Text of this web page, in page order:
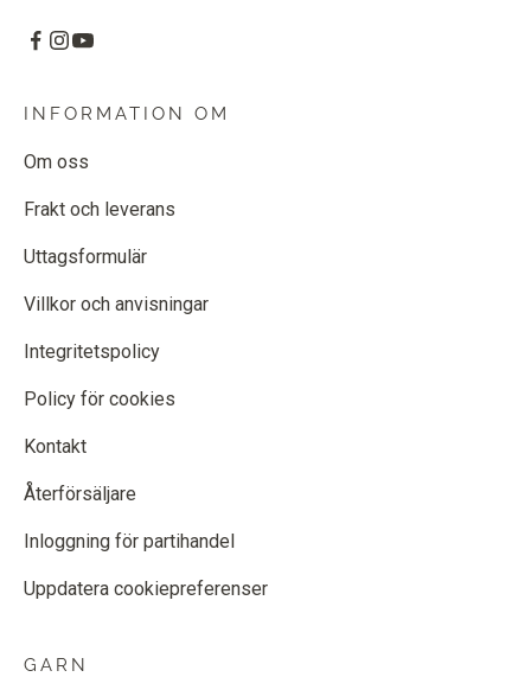
INFORMATION OM
Om oss
Frakt och leverans
Uttagsformulär
Villkor och anvisningar
Integritetspolicy
Policy för cookies
Kontakt
Återförsäljare
Inloggning för partihandel
Uppdatera cookiepreferenser
GARN